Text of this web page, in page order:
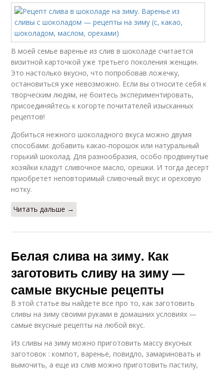
В моей семье варенье из слив в шоколаде считается
визитной карточкой уже третьего поколения женщин.
Это настолько вкусно, что попробовав ложечку,
остановиться уже невозможно. Если вы относите себя к
творческим людям, не боитесь экспериментировать,
присоединяйтесь к когорте почитателей изысканных
рецептов!
Добиться нежного шоколадного вкуса можно двумя
способами: добавить какао-порошок или натуральный
горький шоколад. Для разнообразия, особо продвинутые
хозяйки кладут сливочное масло, орешки. И тогда десерт
приобретет неповторимый сливочный вкус и ореховую
нотку.
Читать дальше →
Белая слива на зиму. Как
заготовить сливу на зиму —
самые вкусные рецепты
В этой статье вы найдете все про то, как заготовить
сливы на зиму своими руками в домашних условиях —
самые вкусные рецепты на любой вкус.
Из сливы на зиму можно приготовить массу вкусных
заготовок : компот, варенье, повидло, замариновать и
вымочить, а еще из слив можно приготовить пастилу,